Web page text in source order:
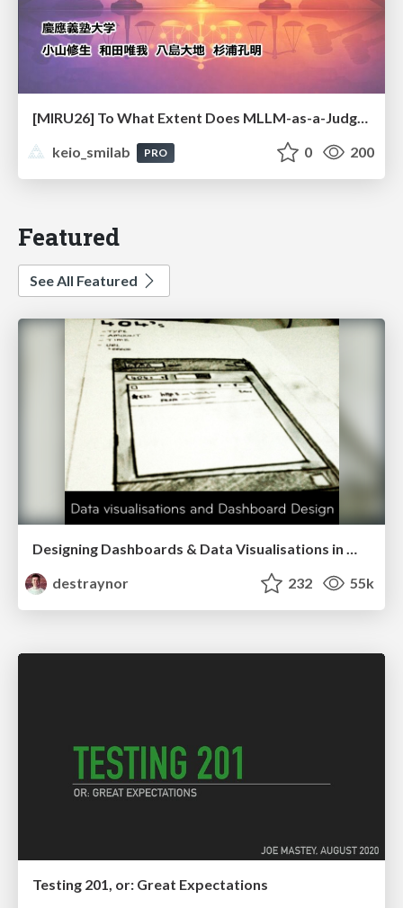
[MIRU26] To What Extent Does MLLM-as-a-Judge Exhibit Cross-Model Preference Bias?
keio_smilab
PRO 0 200
Featured
See All Featured
Designing Dashboards & Data Visualisations in Web Apps
destraynor
232 55k
Testing 201, or: Great Expectations